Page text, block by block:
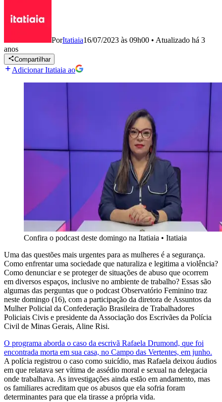
PorItatiaia16/07/2023 às 09h00 • Atualizado há 3
anos
Compartilhar
Adicionar Itatiaia ao
Confira o podcast deste domingo na Itatiaia • Itatiaia
Uma das questões mais urgentes para as mulheres é a segurança.
Como enfrentar uma sociedade que naturaliza e legitima a violência?
Como denunciar e se proteger de situações de abuso que ocorrem
em diversos espaços, inclusive no ambiente de trabalho? Essas são
algumas das perguntas que o podcast Observatório Feminino traz
neste domingo (16), com a participação da diretora de Assuntos da
Mulher Policial da Confederação Brasileira de Trabalhadores
Policiais Civis e presidente da Associação dos Escrivães da Polícia
Civil de Minas Gerais, Aline Risi.
O programa aborda o caso da escrivã Rafaela Drumond, que foi
encontrada morta em sua casa, no Campo das Vertentes, em junho.
A polícia registrou o caso como suicídio, mas Rafaela deixou áudios
em que relatava ser vítima de assédio moral e sexual na delegacia
onde trabalhava. As investigações ainda estão em andamento, mas
os familiares acreditam que os abusos que ela sofria foram
determinantes para que ela tirasse a própria vida.